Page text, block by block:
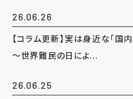
26.06.26
【コラム更新】実は身近な「国
～世界難民の日によ...
26.06.25